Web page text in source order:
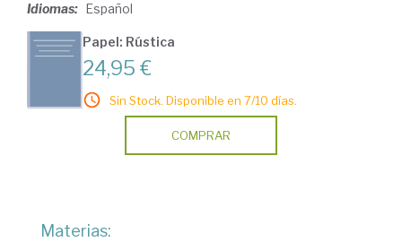
Idiomas: Español
Papel: Rústica
24,95 €
Sin Stock. Disponible en 7/10 días.
COMPRAR
Materias: